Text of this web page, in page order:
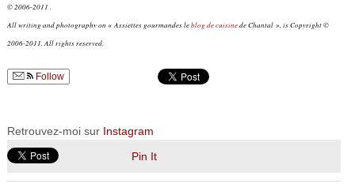
© 2006-2011 .
All writing and photography on « Assiettes gourmandes leblog de cuisinede Chantal », is Copyright ©
2006-2011. All rights reserved.
Follow
Retrouvez-moi sur Instagram
Pin It